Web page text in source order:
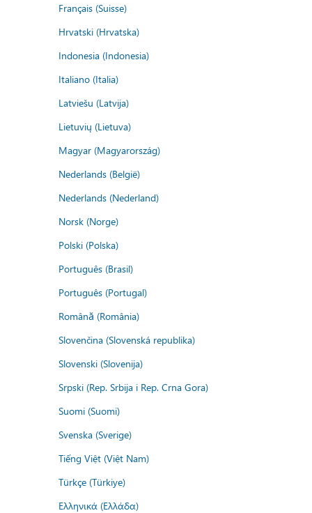
Français (Suisse)
Hrvatski (Hrvatska)
Indonesia (Indonesia)
Italiano (Italia)
Latviešu (Latvija)
Lietuvių (Lietuva)
Magyar (Magyarország)
Nederlands (België)
Nederlands (Nederland)
Norsk (Norge)
Polski (Polska)
Português (Brasil)
Português (Portugal)
Română (România)
Slovenčina (Slovenská republika)
Slovenski (Slovenija)
Srpski (Rep. Srbija i Rep. Crna Gora)
Suomi (Suomi)
Svenska (Sverige)
Tiếng Việt (Việt Nam)
Türkçe (Türkiye)
Ελληνικά (Ελλάδα)